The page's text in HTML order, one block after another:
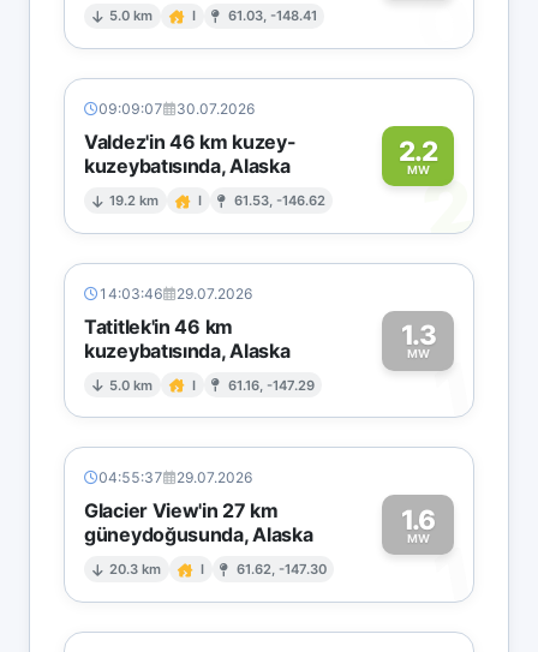
5.0 km I 61.03, -148.41 0
09:09:07 30.07.2026
Valdez'in 46 km kuzey-
kuzeybatısında, Alaska
19.2 km I 61.53, -146.62
2.2
MW2
14:03:46 29.07.2026
Tatitlek'in 46 km
kuzeybatısında, Alaska
5.0 km I 61.16, -147.29
1.3
MW1
04:55:37 29.07.2026
Glacier View'in 27 km
güneydoğusunda, Alaska
20.3 km I 61.62, -147.30
1.6
MW1